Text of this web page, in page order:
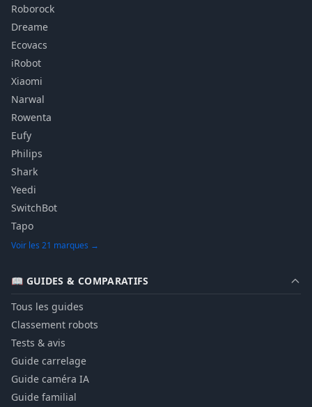
Roborock
Dreame
Ecovacs
iRobot
Xiaomi
Narwal
Rowenta
Eufy
Philips
Shark
Yeedi
SwitchBot
Tapo
Voir les 21 marques →
📖 GUIDES & COMPARATIFS
Tous les guides
Classement robots
Tests & avis
Guide carrelage
Guide caméra IA
Guide familial